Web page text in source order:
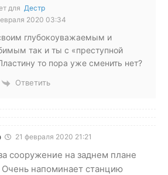
для Дестр
2020 03:34
глубокоуважаемым и
так и ты с «преступной
то пора уже сменить нет?
Ответить
21 февраля 2020 21:21
сооружение на заднем плане
Очень напоминает станцию